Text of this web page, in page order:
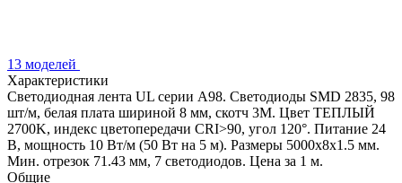
13 моделей
Характеристики
Светодиодная лента UL серии A98. Светодиоды SMD 2835, 98
шт/м, белая плата шириной 8 мм, скотч 3M. Цвет ТЕПЛЫЙ
2700K, индекс цветопередачи CRI>90, угол 120°. Питание 24
В, мощность 10 Вт/м (50 Вт на 5 м). Размеры 5000x8x1.5 мм.
Мин. отрезок 71.43 мм, 7 светодиодов. Цена за 1 м.
Общие